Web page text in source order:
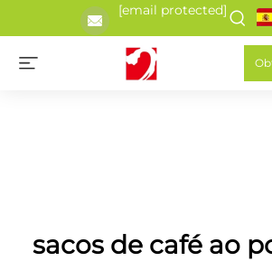
[email protected]
sacos de café ao